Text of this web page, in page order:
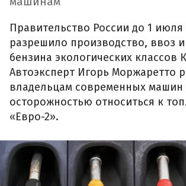
Правительство России до 1 июля
разрешило производство, ввоз
бензина экологических классов
Автоэксперт Игорь Моржаретто
владельцам современных машин
осторожностью относиться к
«Евро-2».